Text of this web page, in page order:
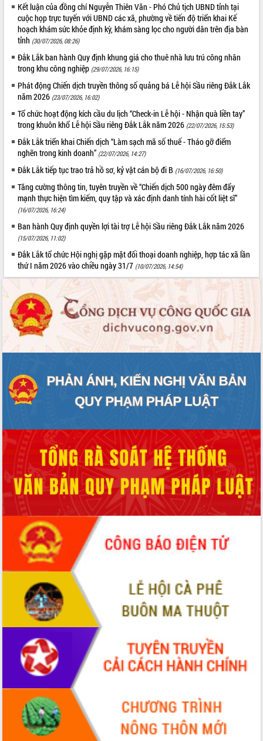
Kết luận của đồng chí Nguyễn Thiên Văn - Phó Chủ tịch UBND tỉnh tại
cuộc họp trực tuyến với UBND các xã, phường về tiến độ triển khai Kế
hoạch khám sức khỏe định kỳ, khám sàng lọc cho người dân trên địa bàn
tỉnh (30/07/2026, 08:26)
Đắk Lắk ban hành Quy định khung giá cho thuê nhà lưu trú công nhân
trong khu công nghiệp (29/07/2026, 16:15)
Phát động Chiến dịch truyền thông số quảng bá Lễ hội Sầu riêng Đắk Lắk
năm 2026 (23/07/2026, 16:02)
Tổ chức hoạt động kích cầu du lịch “Check-in Lễ hội - Nhận quà liền tay”
trong khuôn khổ Lễ hội Sầu riêng Đắk Lắk năm 2026 (22/07/2026, 15:53)
Đắk Lắk triển khai Chiến dịch “Làm sạch mã số thuế - Tháo gỡ điểm
nghẽn trong kinh doanh” (22/07/2026, 14:27)
Đắk Lắk tiếp tục trao trả hồ sơ, kỷ vật cán bộ đi B (16/07/2026, 16:50)
Tăng cường thông tin, tuyên truyền về “Chiến dịch 500 ngày đêm đẩy
mạnh thực hiện tìm kiếm, quy tập và xác định danh tính hài cốt liệt sĩ”
(16/07/2026, 16:24)
Ban hành Quy định quyền lợi tài trợ Lễ hội Sầu riêng Đắk Lắk năm 2026
(15/07/2026, 11:02)
Đắk Lắk tổ chức Hội nghị gặp mặt đối thoại doanh nghiệp, hợp tác xã lần
thứ I năm 2026 vào chiều ngày 31/7 (10/07/2026, 14:54)